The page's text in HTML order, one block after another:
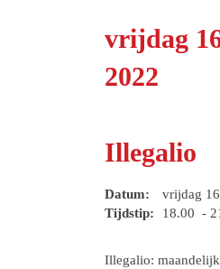
vrijdag
2022
Illegalio
Datum:
vrijdag
Tijdstip:
18.00 -
Illegalio: